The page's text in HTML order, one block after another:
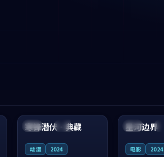
韩国 高分
95:16
寒锋潜伏·典藏
动漫 2024
美国
星河边界
电影 2024